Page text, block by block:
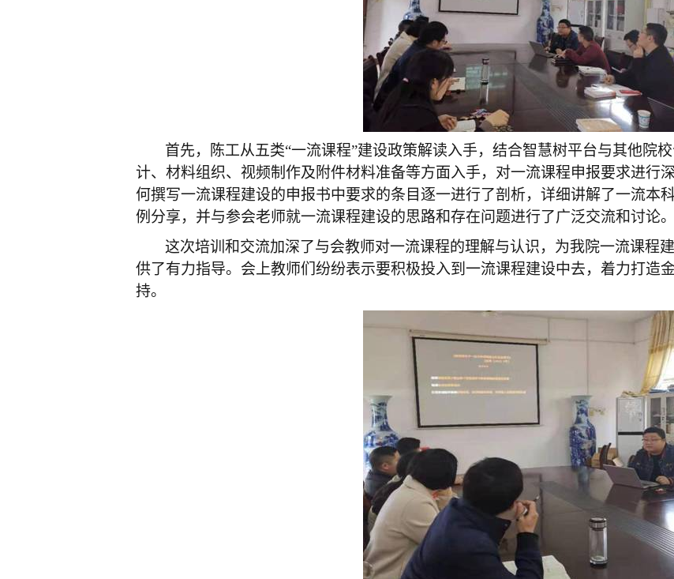
首先，陈工从五类“一流课程”建设政策解读入手，结合智慧树平台与其他院
计、材料组织、视频制作及附件材料准备等方面入手，对一流课程申报要求进行
何撰写一流课程建设的申报书中要求的条目逐一进行了剖析，详细讲解了一流本
例分享，并与参会老师就一流课程建设的思路和存在问题进行了广泛交流和讨论。
这次培训和交流加深了与会教师对一流课程的理解与认识，为我院一流课程
供了有力指导。会上教师们纷纷表示要积极投入到一流课程建设中去，着力打造
持。